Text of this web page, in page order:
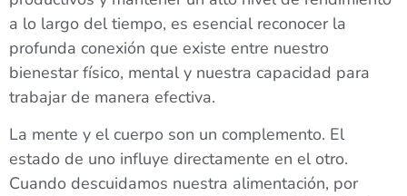
a lo largo del tiempo, es esencial reconocer la
profunda conexión que existe entre nuestro
bienestar físico, mental y nuestra capacidad para
trabajar de manera efectiva.
La mente y el cuerpo son un complemento. El
estado de uno influye directamente en el otro.
Cuando descuidamos nuestra alimentación, por